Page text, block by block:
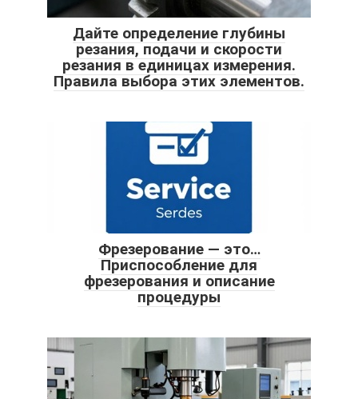
Дайте определение глубины
резания, подачи и скорости
резания в единицах измерения.
Правила выбора этих элементов.
Фрезерование — это…
Приспособление для
фрезерования и описание
процедуры